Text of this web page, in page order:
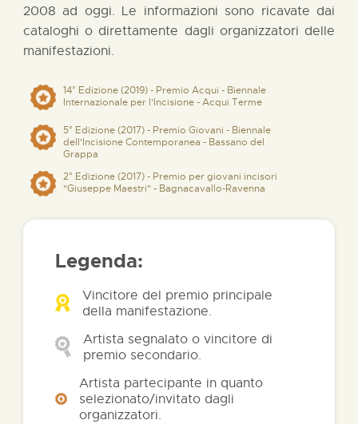
2008 ad oggi. Le informazioni sono ricavate dai
cataloghi o direttamente dagli organizzatori delle
manifestazioni.
14° Edizione (2019) - Premio Acqui - Biennale
Internazionale per l'Incisione - Acqui Terme
5° Edizione (2017) - Premio Giovani - Biennale
dell'Incisione Contemporanea - Bassano del
Grappa
2° Edizione (2017) - Premio per giovani incisori
"Giuseppe Maestri" - Bagnacavallo-Ravenna
Legenda:
Vincitore del premio principale
della manifestazione.
Artista segnalato o vincitore di
premio secondario.
Artista partecipante in quanto
selezionato/invitato dagli
organizzatori.